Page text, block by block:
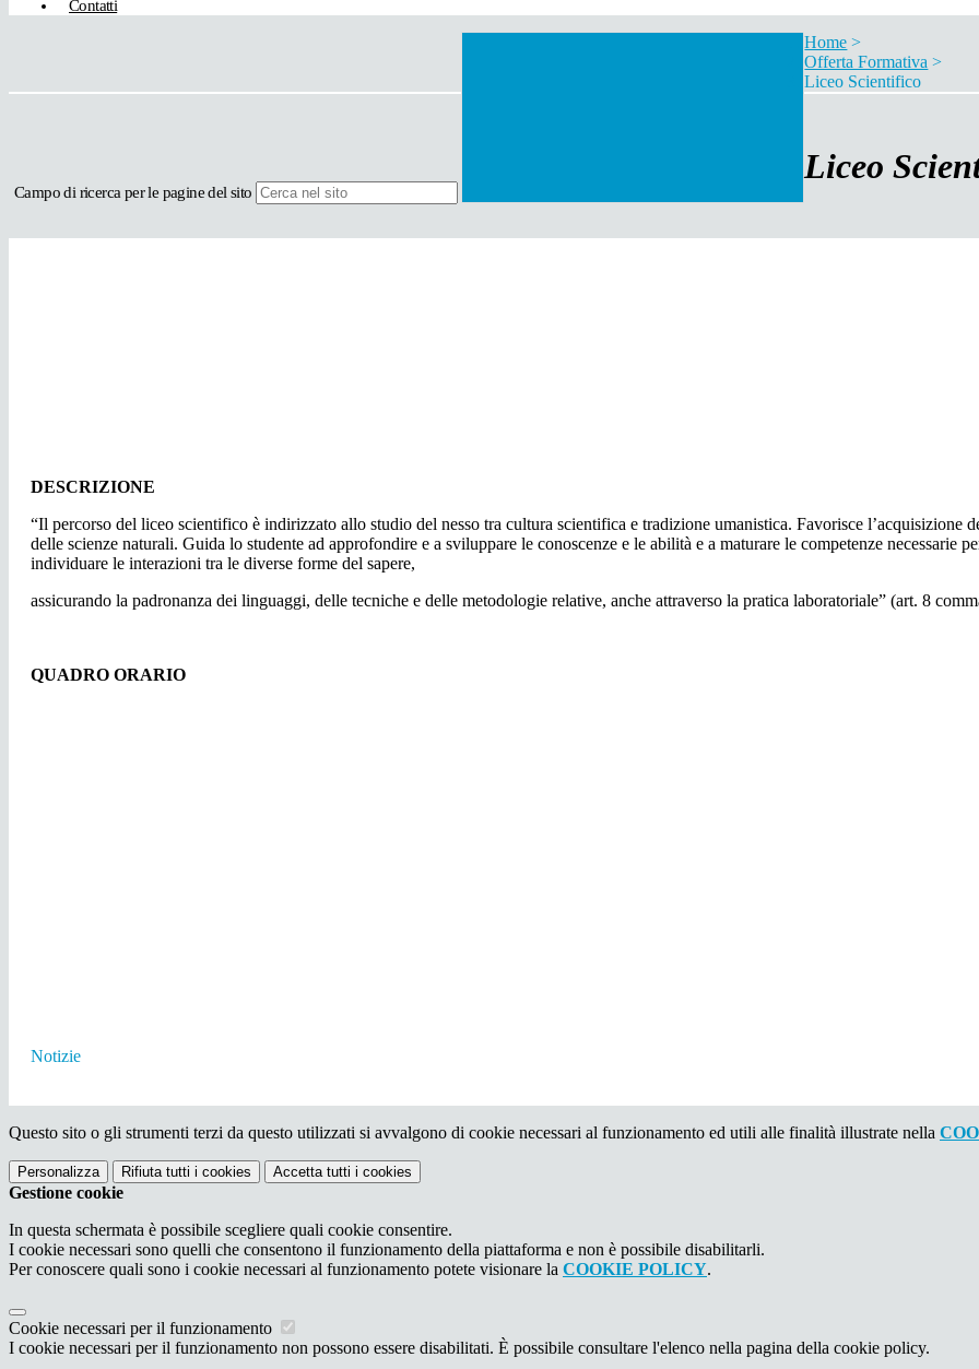
Contatti
Campo di ricerca per le pagine del sito
Home >
Offerta Formativa >
Liceo Scientifico
Liceo
DESCRIZIONE
“Il percorso del liceo scientifico è indirizzato allo studio del nesso tra cultura scientifica e tradizione umanistica. Favorisce l’acquisizione
delle scienze naturali. Guida lo studente ad approfondire e a sviluppare le conoscenze e le abilità e a maturare le competenze necessarie
individuare le interazioni tra le diverse forme del sapere,
assicurando la padronanza dei linguaggi, delle tecniche e delle metodologie relative, anche attraverso la pratica laboratoriale” (art. 8
QUADRO ORARIO
Notizie
Questo sito o gli strumenti terzi da questo utilizzati si avvalgono di cookie necessari al funzionamento ed utili alle finalità illustrate nella
Personalizza Rifiuta tutti i cookies Accetta tutti i cookies
Gestione cookie
In questa schermata è possibile scegliere quali cookie consentire.
I cookie necessari sono quelli che consentono il funzionamento della piattaforma e non è possibile disabilitarli.
Per conoscere quali sono i cookie necessari al funzionamento potete visionare la COOKIE POLICY.
Cookie necessari per il funzionamento
I cookie necessari per il funzionamento non possono essere disabilitati. È possibile consultare l'elenco nella pagina della cookie policy.